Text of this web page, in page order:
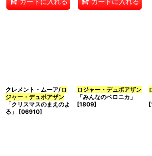
クレメント・ムーア/ロ
ジャー・デュボアザン
「クリスマスのまえのよ
る」
[06910]
ロジャー・デュボアザン
「みんなのベロニカ」
[1809]
[